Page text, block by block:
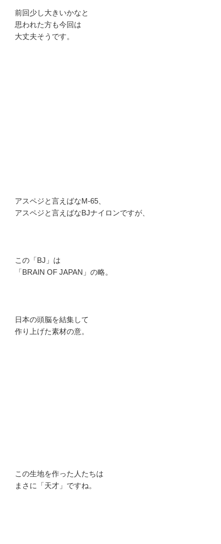
前回少し大きいかなと
思われた方も今回は
大丈夫そうです。
アスペジと言えばなM-65、
アスペジと言えばなBJナイロンですが、
この「BJ」は
「BRAIN OF JAPAN」の略。
日本の頭脳を結集して
作り上げた素材の意。
この生地を作った人たちは
まさに「天才」ですね。